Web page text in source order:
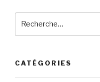
CATÉGORIES